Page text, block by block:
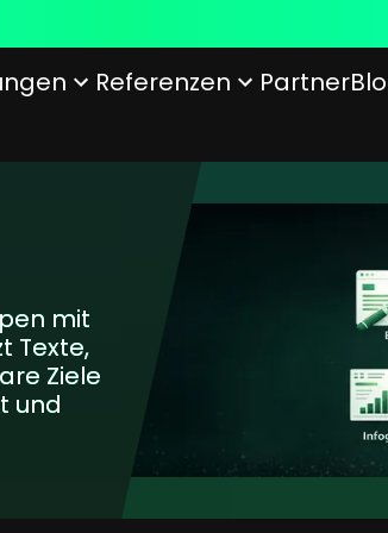
Design
Optimierung
GEO
KI
Referenzen Partner
mit
Texte,
Ziele
und